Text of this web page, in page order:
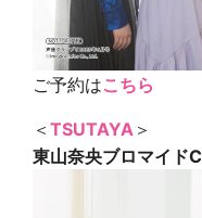
ご予約はこちら
＜TSUTAYA＞
東山奈央ブロマイドC